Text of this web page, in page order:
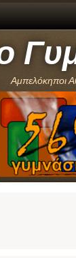
Αμπελόκηποι